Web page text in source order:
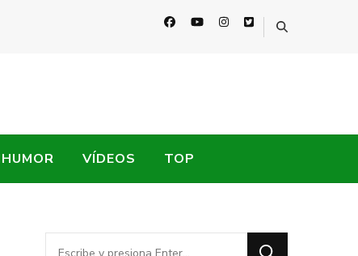
HUMOR VÍDEOS TOP
¿Buscas